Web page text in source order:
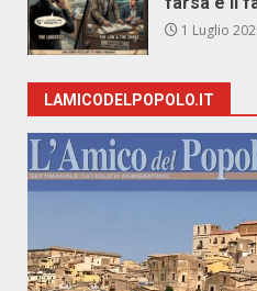
1 Luglio
LAMICODELPOPOLO.IT